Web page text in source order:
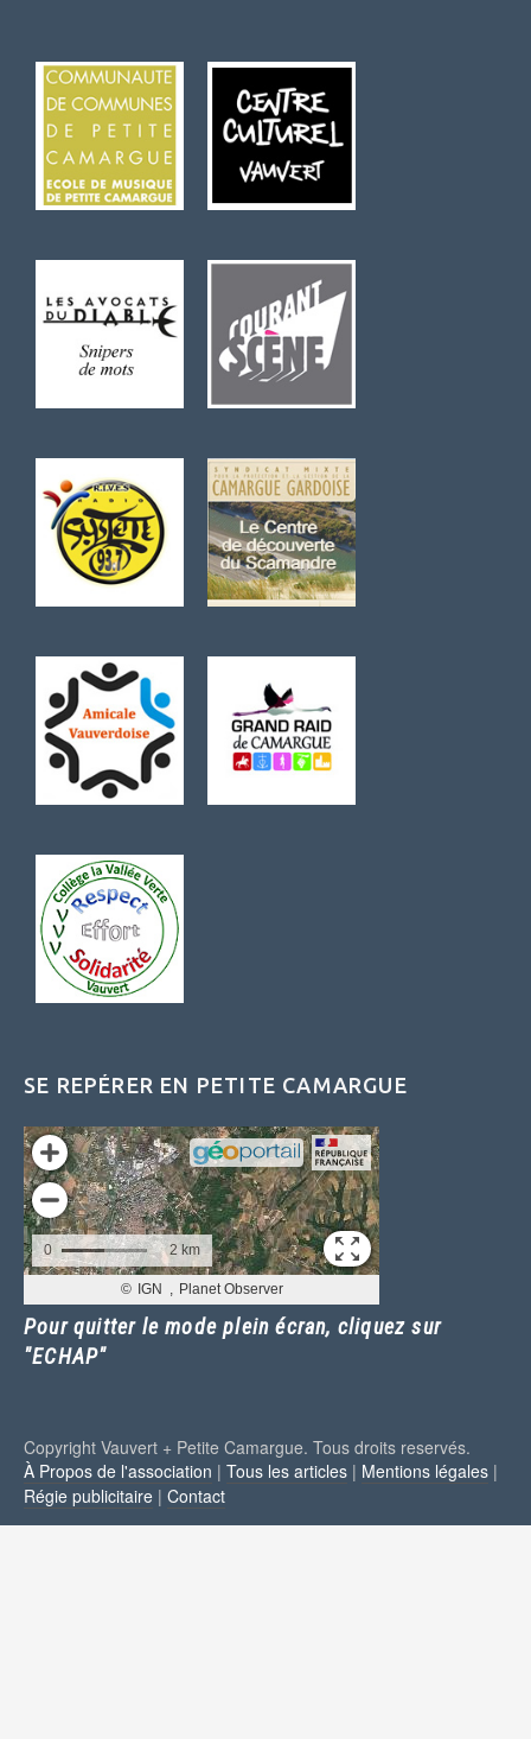
SE REPÉRER EN PETITE CAMARGUE
Pour quitter le mode plein écran, cliquez sur
"ECHAP"
Copyright Vauvert + Petite Camargue. Tous droits reservés.
À Propos de l'association | Tous les articles | Mentions légales |
Régie publicitaire | Contact